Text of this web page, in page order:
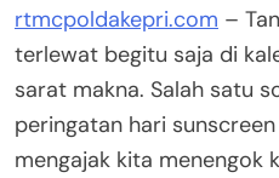
rtmcpoldakepri.com –
terlewat begitu saja di
sarat makna. Salah satu
peringatan hari
mengajak kita menengok